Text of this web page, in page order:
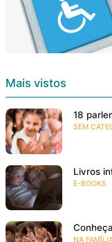
Mais vistos
18
SEM
Livros
E-BOOKS
NA